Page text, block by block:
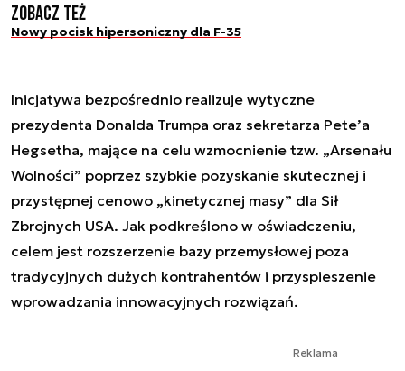
Zobacz też
Nowy pocisk hipersoniczny dla F-35
Inicjatywa bezpośrednio realizuje wytyczne
prezydenta Donalda Trumpa oraz sekretarza Pete’a
Hegsetha, mające na celu wzmocnienie tzw. „Arsenału
Wolności” poprzez szybkie pozyskanie skutecznej i
przystępnej cenowo „kinetycznej masy” dla Sił
Zbrojnych USA. Jak podkreślono w oświadczeniu,
celem jest rozszerzenie bazy przemysłowej poza
tradycyjnych dużych kontrahentów i przyspieszenie
wprowadzania innowacyjnych rozwiązań.
Reklama